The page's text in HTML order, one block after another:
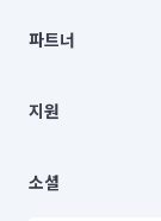
주소 | 본사: 서울특
컨택센터 : 서울특
상품, 상품정보, 거
언론 보도 관련 문의:
© 유한회사 미소.
채용
파트너
이사
지원
이용약관
소셜